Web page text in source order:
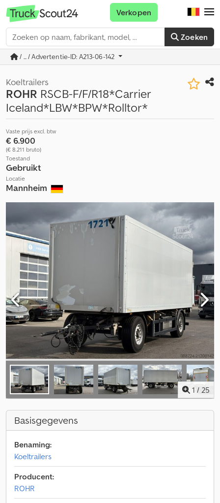
Zoeken
Verkopen
/ ... / Advertentie-ID: A213-06-142
Koeltrailers
ROHR RSCB-F/F/R18*Carrier
Iceland*LBW*BPW*Rolltor*
Vaste prijs excl. btw
€ 6.900
(€ 8.211 bruto)
Toestand
Gebruikt
Locatie
Mannheim
1 / 25
Basisgegevens
Benaming:
Koeltrailers
Producent:
ROHR